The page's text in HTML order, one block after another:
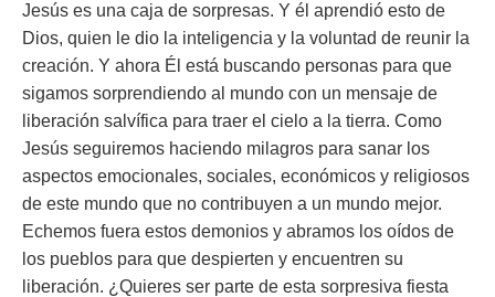
Jesús es una caja de sorpresas. Y él aprendió esto de
Dios, quien le dio la inteligencia y la voluntad de reunir la
creación. Y ahora Él está buscando personas para que
sigamos sorprendiendo al mundo con un mensaje de
liberación salvífica para traer el cielo a la tierra. Como
Jesús seguiremos haciendo milagros para sanar los
aspectos emocionales, sociales, económicos y religiosos
de este mundo que no contribuyen a un mundo mejor.
Echemos fuera estos demonios y abramos los oídos de
los pueblos para que despierten y encuentren su
liberación. ¿Quieres ser parte de esta sorpresiva fiesta